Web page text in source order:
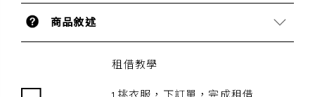
商品敘述
租借教學